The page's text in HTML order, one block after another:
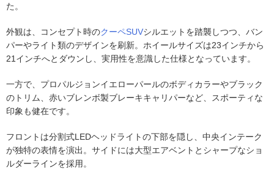
た。
外観は、コンセプト時のクーペSUVシルエットを踏襲しつつ、バン
パーやライト類のデザインを刷新。ホイールサイズは23インチから
21インチへとダウンし、実用性を意識した仕様となっています。
一方で、プロパルジョンイエローパールのボディカラーやブラック
のトリム、赤いブレンボ製ブレーキキャリパーなど、スポーティな
印象も健在です。
フロントは分割式LEDヘッドライトの下部を隠し、中央インテーク
が独特の表情を演出。サイドには大型エアベントとシャープなショ
ルダーラインを採用。